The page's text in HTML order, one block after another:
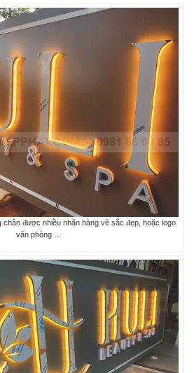
chân được nhiều nhãn hàng vè sắc đẹp, hoặc logo
văn phòng …